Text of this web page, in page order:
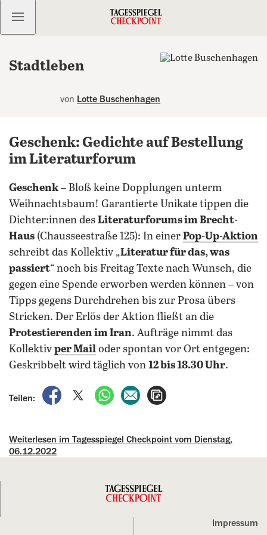
Kostenlos anmelden
Stadtleben
von Lotte Buschenhagen
Geschenk: Gedichte auf Bestellung
im Literaturforum
Geschenk– Bloß keine Dopplungen unterm
Weihnachtsbaum! Garantierte Unikate tippen die
Dichter:innen des Literaturforums im Brecht-
Haus (Chausseestraße 125): In einer Pop-Up-Aktion
schreibt das Kollektiv „Literatur für das, was
passiert“ noch bis Freitag Texte nach Wunsch, die
gegen eine Spende erworben werden können – von
Tipps gegens Durchdrehen bis zur Prosa übers
Stricken. Der Erlös der Aktion fließt an die
Protestierenden im Iran. Aufträge nimmt das
Kollektiv per Mail oder spontan vor Ort entgegen:
Geskribbelt wird täglich von 12 bis 18.30 Uhr.
Teilen:
auf Facebook teilen
auf X teilenper WhatsApp teilen
per E-Mail teilen
Weiterlesen im Tagesspiegel Checkpoint vom Dienstag,
06.12.2022
Impressum